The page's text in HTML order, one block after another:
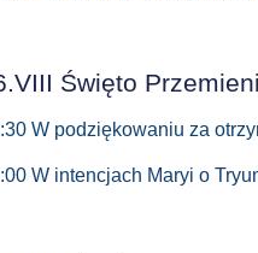
Święto
W podziękowaniu za
W intencjach Maryi o